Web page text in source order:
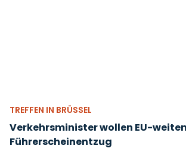
TREFFEN IN BRÜSSEL
Verkehrsminister wollen EU-weiten
Führerscheinentzug